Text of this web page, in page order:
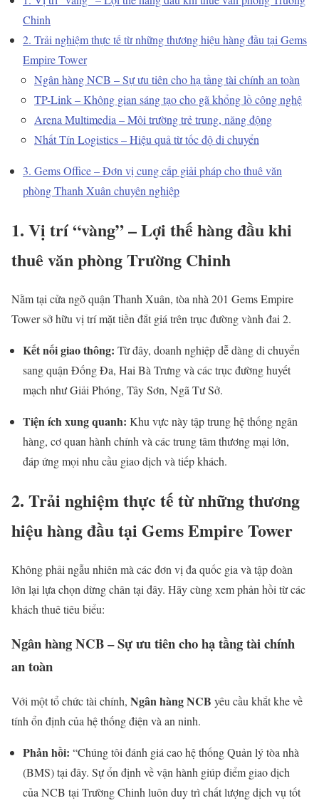
Chinh
2. Trải nghiệm thực tế từ những thương hiệu hàng đầu tại Gems
Empire Tower
Ngân hàng NCB – Sự ưu tiên cho hạ tầng tài chính an toàn
TP-Link – Không gian sáng tạo cho gã khổng lồ công nghệ
Arena Multimedia – Môi trường trẻ trung, năng động
Nhất Tín Logistics – Hiệu quả từ tốc độ di chuyển
3. Gems Office – Đơn vị cung cấp giải pháp cho thuê văn
phòng Thanh Xuân chuyên nghiệp
1. Vị trí “vàng” – Lợi thế hàng đầu khi
thuê văn phòng Trường Chinh
Nằm tại cửa ngõ quận Thanh Xuân, tòa nhà 201 Gems Empire
Tower sở hữu vị trí mặt tiền đắt giá trên trục đường vành đai 2.
Kết nối giao thông: Từ đây, doanh nghiệp dễ dàng di chuyển
sang quận Đống Đa, Hai Bà Trưng và các trục đường huyết
mạch như Giải Phóng, Tây Sơn, Ngã Tư Sở.
Tiện ích xung quanh: Khu vực này tập trung hệ thống ngân
hàng, cơ quan hành chính và các trung tâm thương mại lớn,
đáp ứng mọi nhu cầu giao dịch và tiếp khách.
2. Trải nghiệm thực tế từ những thương
hiệu hàng đầu tại Gems Empire Tower
Không phải ngẫu nhiên mà các đơn vị đa quốc gia và tập đoàn
lớn lại lựa chọn dừng chân tại đây. Hãy cùng xem phản hồi từ các
khách thuê tiêu biểu:
Ngân hàng NCB – Sự ưu tiên cho hạ tầng tài chính
an toàn
Với một tổ chức tài chính, Ngân hàng NCB yêu cầu khắt khe về
tính ổn định của hệ thống điện và an ninh.
Phản hồi: “Chúng tôi đánh giá cao hệ thống Quản lý tòa nhà
(BMS) tại đây. Sự ổn định về vận hành giúp điểm giao dịch
của NCB tại Trường Chinh luôn duy trì chất lượng dịch vụ tốt